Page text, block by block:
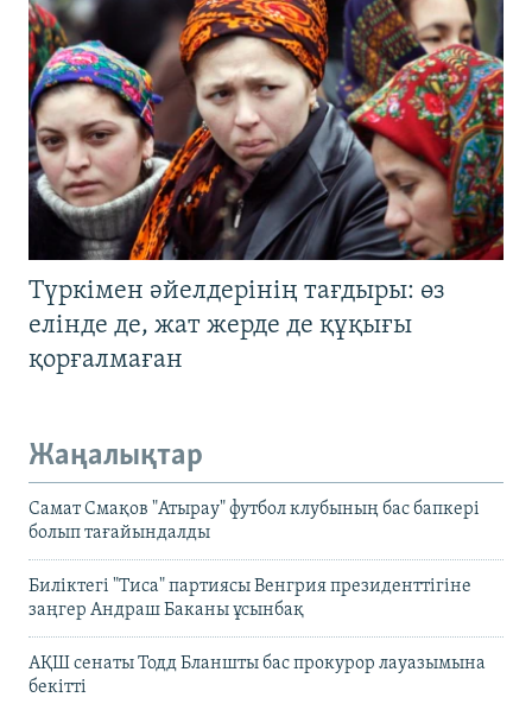
Түркімен әйелдерінің тағдыры: өз
елінде де, жат жерде де құқығы
қорғалмаған
Жаңалықтар
Самат Смақов "Атырау" футбол клубының бас бапкері
болып тағайындалды
Биліктегі "Тиса" партиясы Венгрия президенттігіне
заңгер Андраш Баканы ұсынбақ
АҚШ сенаты Тодд Бланшты бас прокурор лауазымына
бекітті